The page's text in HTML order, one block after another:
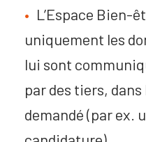
L’Espace Bien-
uniquement les
lui sont
par des tiers, dans
demandé (par ex.